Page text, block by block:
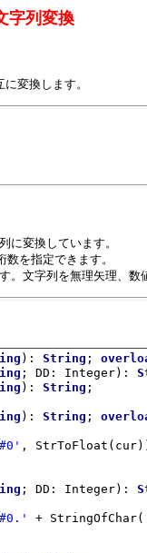
字列変換
変換します。
に変換しています。
を指定できます。
。文字列を無理矢理、
): String ;
; DD: Integer):
): String ;
): String ;
; DD: Integer):
+ StringOfChar(